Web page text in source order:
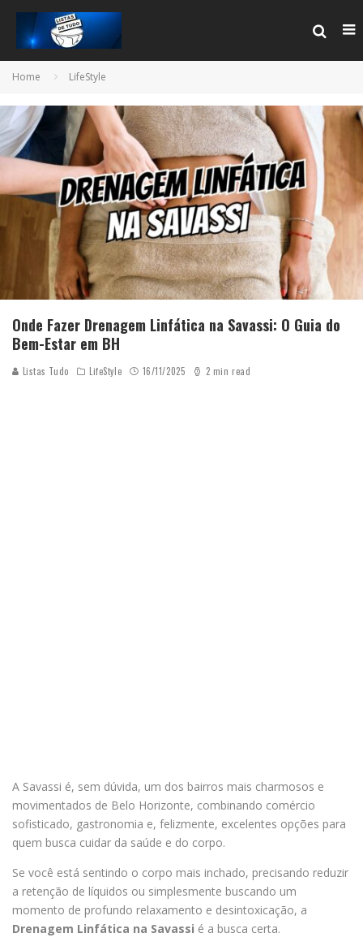
Home LifeStyle
Onde Fazer Drenagem Linfática na Savassi: O Guia do
Bem-Estar em BH
Listas Tudo LifeStyle 16/11/2025 2 min read
A Savassi é, sem dúvida, um dos bairros mais charmosos e
movimentados de Belo Horizonte, combinando comércio
sofisticado, gastronomia e, felizmente, excelentes opções para
quem busca cuidar da saúde e do corpo.
Se você está sentindo o corpo mais inchado, precisando reduzir
a retenção de líquidos ou simplesmente buscando um
momento de profundo relaxamento e desintoxicação, a
Drenagem Linfática na Savassi é a busca certa.